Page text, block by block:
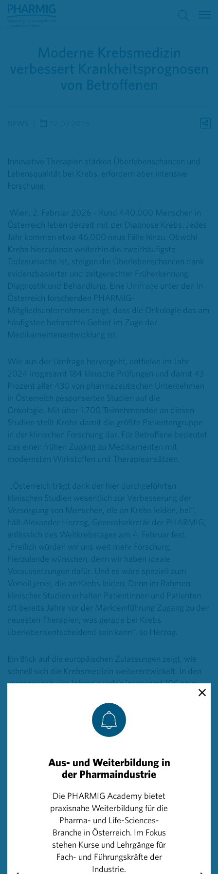
Moderne Krebsmedizin
verbessert Krankheitsprognosen
von Betroffenen
NEWS
Innovative Therapien stärken Überlebenschancen und
Lebensqualität bei Krebs, erfordern aber intensive
Forschung.
Wien, 2. Februar 2026
Rund 440.000 Menschen in
Österreich leben derzeit mit der Diagnose Krebs. Jedes
Jahr kommen etwa 46.000 neue Fälle hinzu. Obwohl
Krebs hierzulande weiterhin die zweithäufigste
Todesursache ist, steigen die Überlebenschancen dank
evidenzbasierter und zeitgerechter Früherkennung,
Diagnostik und Behandlung. Eine Umfrage
unter den in
Österreich forschenden PHARMIG-
Mitgliedsunternehmen zeigt, dass die Onkologie das am
häufigsten beforschte Gebiet im Zuge der
Medikamentenentwicklung ist.
Wie aus der Umfrage hervorgeht, entfielen im Jahr
2024 insgesamt 184 klinische Prüfungen und damit 43
Prozent aller 430 von pharmazeutischen Unternehmen
in Österreich gesponserten Studien auf die
Onkologie. Mit über 1.700 Teilnehmenden an diesen
Studien stellt Krebs damit die größte Patientengruppe
in der klinischen Forschung dar.
Für Betroffene bedeutet
das einen frühen Zugang zu Medikamenten mit
modernsten Wirkstoffen und Therapieansätzen.
„Österreich trägt dank der hier durchgeführten
klinischen Studien wesentlich zur Verbesserung der
Versorgung von Menschen, die an Krebs leiden, bei“,
hält Alexander Herzog, Generalsekretär der PHARMIG,
anlässlich des Weltkrebstages am 4. Februar fest.
„Freilich würden wir uns weit mehr Forschung
hierzulande wünschen, denn wir haben ideale
Voraussetzungen dafür. Und es wäre speziell zum
Vorteil jener, die an Krebs leiden. Denn im Rahmen
klinischer Studien erhalten Patientinnen und Patienten
oft bereits Jahre vor der Markteinführung Zugang zu den
neuesten Therapien, was gerade bei Krebs
überlebensentscheidend sein kann“, so Herzog.
Ein Blick auf die europäischen Zulassungen zeigt, wie
schnell sich die Krebsmedizin weiterentwickelt. In den
vergangenen vier Jahren wurden insgesamt 106 neue
Europäischen Arzneimittelagentur EMA zur Zulassung
empfohlen. Davon entfielen 18 auf das Jahr 2025,
darunter Produkte, die Wirkstoffe gezielt zu Tumorzellen
oder das Immunsystem gentechnisch verstärken.
Weltweit befinden sich derzeit mehr als 2.000
onkologische Wirkstoffe in der Pipeline.
Welche Auswirkungen die beständige Entwicklung neuer
Krebstherapien für Betroffene in Österreich hat, lässt
sich an den neuesten Überlebensdaten klar
Die relative Fünfjahresüberlebensrate liegt
laut Statistik Austria inzwischen bei 63 Prozent und
damit zwei Prozentpunkte höher als in der
Aus- und Weiterbildung in
der Pharmaindustrie
Die PHARMIG Academy bietet
praxisnahe Weiterbildung für die
Pharma- und Life-Sciences-
Branche in Österreich. Im Fokus
stehen Kurse und Lehrgänge für
Fach- und Führungskräfte der
Industrie.